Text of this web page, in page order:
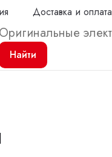
Доставка и оплата
Найти